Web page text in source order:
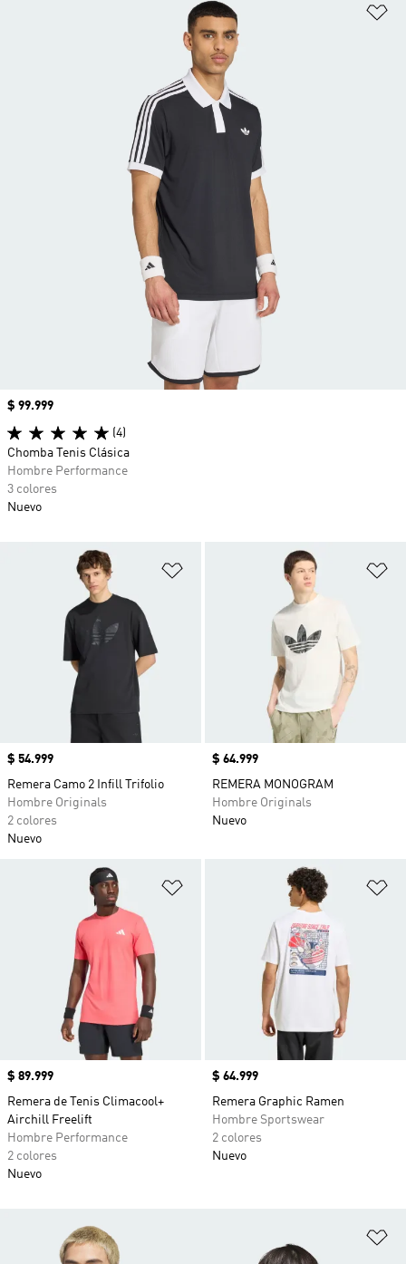
Añadir a la lista de deseos
Precio
$ 54.999
Remera Camo 2 Infill Trifolio
Hombre Originals
2 colores
Nuevo
Precio
$ 64.999
REMERA MONOGRAM
Hombre Originals
Nuevo
Añadir a la lista de deseos
Precio
$ 89.999
Remera de Tenis Climacool+
Airchill Freelift
Hombre Performance
2 colores
Nuevo
Precio
$ 64.999
Remera Graphic Ramen
Hombre Sportswear
2 colores
Nuevo
Precio
$ 99.999
(4)
Chomba Tenis Clásica
Hombre Performance
3 colores
Nuevo